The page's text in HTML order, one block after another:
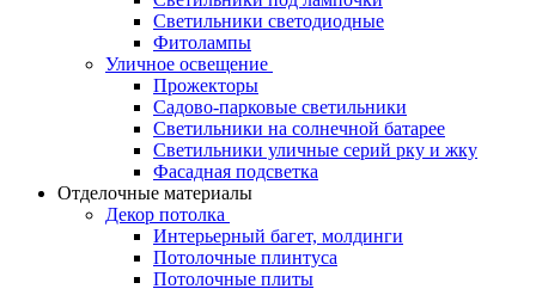
Светильники светодиодные
Фитолампы
Уличное освещение
Прожекторы
Садово-парковые светильники
Светильники на солнечной батарее
Светильники уличные серий рку и жку
Фасадная подсветка
Отделочные материалы
Декор потолка
Интерьерный багет, молдинги
Потолочные плинтуса
Потолочные плиты